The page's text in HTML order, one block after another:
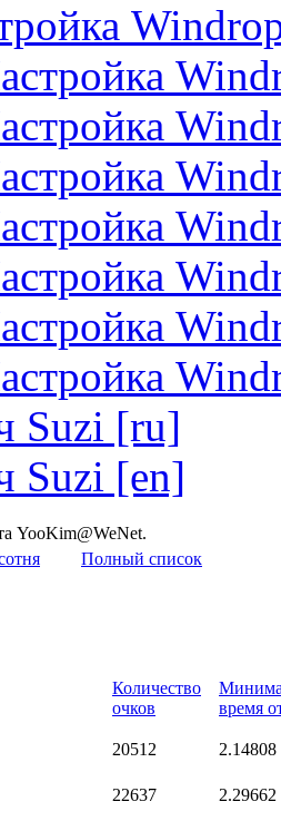
Suzi [ru]
Suzi [en]
YooKim@WeNet.
Полный список
Количество
очков
время
20512 2.14808
22637 2.29662